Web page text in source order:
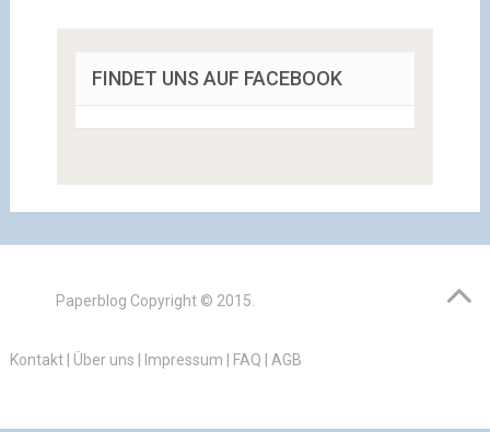
FINDET UNS AUF FACEBOOK
Paperblog Copyright © 2015.
Kontakt| Über uns Impressum FAQ AGB